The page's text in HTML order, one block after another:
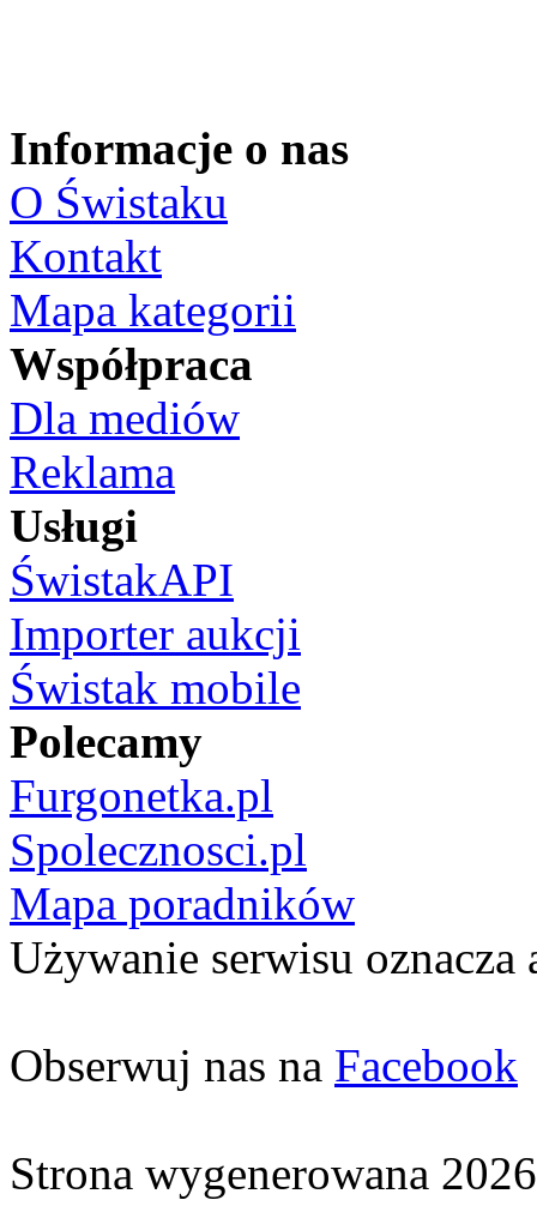
Informacje o nas
O Świstaku
Kontakt
Mapa kategorii
Współpraca
Dla mediów
Reklama
Usługi
ŚwistakAPI
Importer aukcji
Świstak mobile
Polecamy
Furgonetka.pl
Spolecznosci.pl
Mapa poradników
Używanie serwisu oznacza
Obserwuj nas na Facebook
Strona wygenerowana